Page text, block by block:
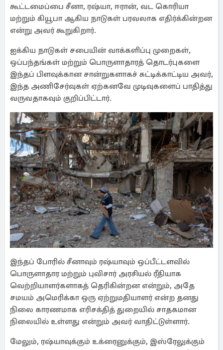
கூட்டமைப்பை சீனா, ரஷ்யா, ஈரான், வட கொரியா
மற்றும் கியூபா ஆகிய நாடுகள் பரவலாக எதிர்க்கின்றன
என்று அவர் கூறுகிறார்.
ஐக்கிய நாடுகள் சபையின் வாக்களிப்பு முறைகள்,
ஒப்பந்தங்கள் மற்றும் பொருளாதாரத் தொடர்புகளை
இந்தப் பிளவுக்கான சான்றுகளாகச் சுட்டிக்காட்டிய அவர்,
இந்த அணிசேர்வுகள் ஏற்கனவே முடிவுகளைப் பாதித்து
வருவதாகவும் குறிப்பிட்டார்.
இந்தப் போரில் சீனாவும் ரஷ்யாவும் ஒப்பீட்டளவில்
பொருளாதார மற்றும் புவிசார் அரசியல் ரீதியாக
வெற்றியாளர்களாகத் தெரிகின்றன என்றும், அதே
சமயம் அமெரிக்கா ஒரு ஏற்றுமதியாளர் என்ற தனது
நிலை காரணமாக எரிசக்தித் துறையில் சாதகமான
நிலையில் உள்ளது என்றும் அவர் வாதிட்டுள்ளார்.
மேலும், ரஷ்யாவுக்கும் உக்ரைனுக்கும், இஸ்ரேலுக்கும்